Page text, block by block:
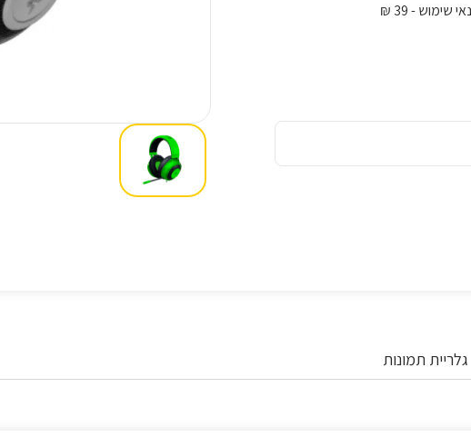
שימוש- 39 ₪
גלריית תמונות